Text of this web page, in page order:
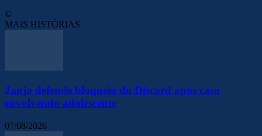
©
MAIS HISTÓRIAS
Janja defende bloqueio do Discord após caso
envolvendo adolescente
07/08/2026